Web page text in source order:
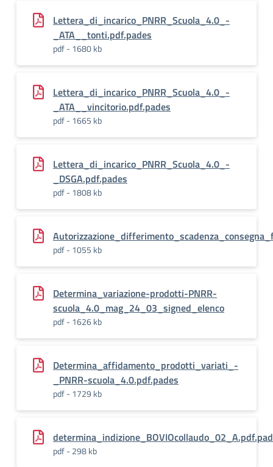
Lettera_di_incarico_PNRR_Scuola_4.0_-
_ATA__tonti.pdf.pades
pdf - 1680 kb
Lettera_di_incarico_PNRR_Scuola_4.0_-
_ATA__vincitorio.pdf.pades
pdf - 1665 kb
Lettera_di_incarico_PNRR_Scuola_4.0_-
_DSGA.pdf.pades
pdf - 1808 kb
pdf - 1055 kb
Determina_variazione-prodotti-PNRR-
scuola_4.0_mag_24_03_signed_elenco
pdf - 1626 kb
Determina_affidamento_prodotti_variati_-
_PNRR-scuola_4.0.pdf.pades
pdf - 1729 kb
pdf - 298 kb